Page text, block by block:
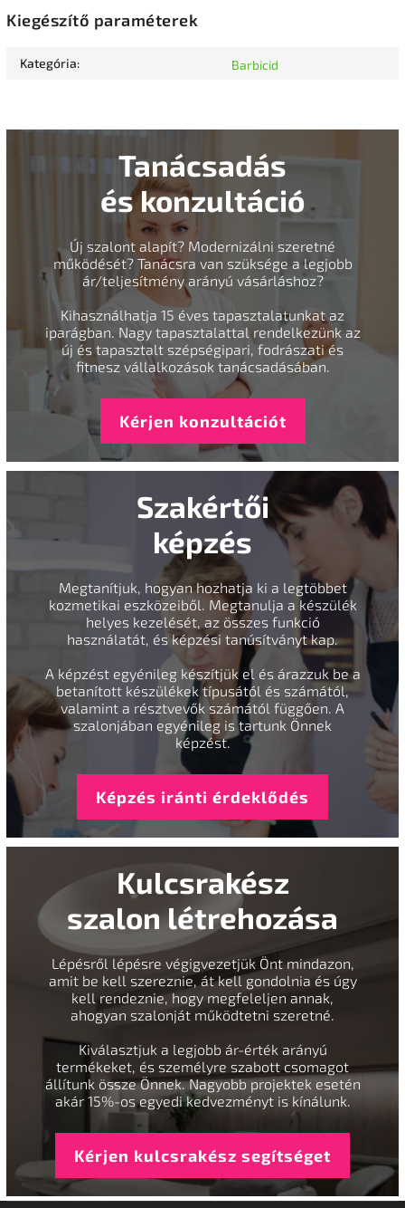
Kiegészítő paraméterek
Kategória: Barbicid
Tanácsadás
és konzultáció
Új szalont alapít? Modernizálni szeretné
működését? Tanácsra van szüksége a legjobb
ár/teljesítmény arányú vásárláshoz?
Kihasználhatja 15 éves tapasztalatunkat az
iparágban. Nagy tapasztalattal rendelkezünk az
új és tapasztalt szépségipari, fodrászati és
fitnesz vállalkozások tanácsadásában.
Kérjen konzultációt
Szakértői
képzés
Megtanítjuk, hogyan hozhatja ki a legtöbbet
kozmetikai eszközeiből. Megtanulja a készülék
helyes kezelését, az összes funkció
használatát, és képzési tanúsítványt kap.
A képzést egyénileg készítjük el és árazzuk be a
betanított készülékek típusától és számától,
valamint a résztvevők számától függően. A
szalonjában egyénileg is tartunk Önnek
képzést.
Képzés iránti érdeklődés
Kulcsrakész
szalon létrehozása
Lépésről lépésre végigvezetjük Önt mindazon,
amit be kell szereznie, át kell gondolnia és úgy
kell rendeznie, hogy megfeleljen annak,
ahogyan szalonját működtetni szeretné.
Kiválasztjuk a legjobb ár-érték arányú
termékeket, és személyre szabott csomagot
állítunk össze Önnek. Nagyobb projektek esetén
akár 15%-os egyedi kedvezményt is kínálunk.
Kérjen kulcsrakész segítséget